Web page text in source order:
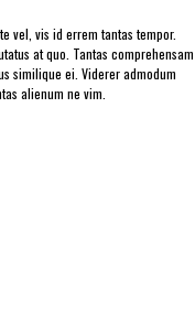
vel, vis id errem tantas tempor.
at quo. Tantas comprehensam
similique ei. Viderer admodum
alienum ne vim.